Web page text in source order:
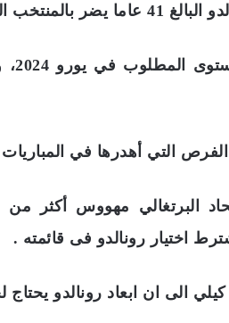
البرتغالي.
التي أهدرها في
البرتغالي مهووس أكثر من
اختيار رونالدو فى قائمته .
الى ان ابعاد رونالدو